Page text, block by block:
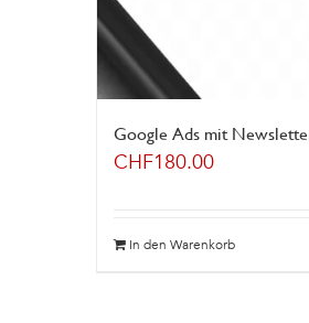
Google Ads mit
CHF180.00
In den Warenkorb